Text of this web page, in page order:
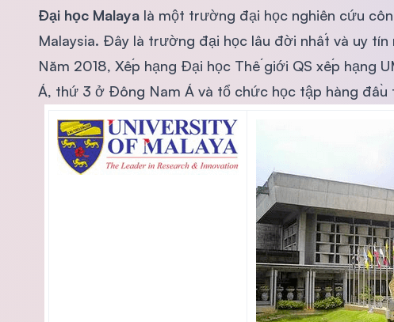
Đại học Malaya là một trường đại học nghiên cứu
Malaysia. Đây là trường đại học lâu đời nhất và uy tín
Năm 2018, Xếp hạng Đại học Thế giới QS xếp hạng
Á, thứ 3 ở Đông Nam Á và tổ chức học tập hàng đầu